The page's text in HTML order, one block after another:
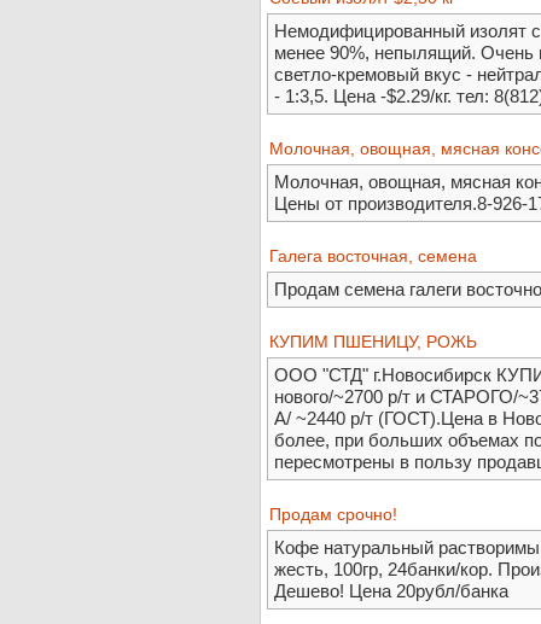
Немодифицированный изолят
менее 90%, непылящий. Очень
светло-кремовый вкус -
- 1:3,5. Цена -$2.29/кг. тел:
Молочная, овощная, мясная
Молочная, овощная, мясная
Цены от производителя.8-926-
Галега восточная, семена
Продам семена галеги
КУПИМ ПШЕНИЦУ, РОЖЬ
ООО "СТД" г.Новосибирск
нового/~2700 р/т и СТАРОГО/
А/ ~2440 р/т (ГОСТ).Цена в
более, при больших объемах
пересмотрены в пользу
Продам срочно!
Кофе натуральный
жесть, 100гр, 24банки/кор.
Дешево! Цена 20рубл/банка